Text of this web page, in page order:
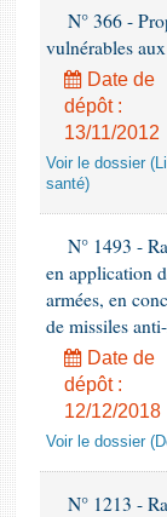
N° 366 -
vulnérables
Date de
dépôt :
13/11/2012
Voir le dossier
santé)
N° 1493 -
en application
armées, en
de missiles
Date de
dépôt :
12/12/2018
Voir le dossier
N° 1213 -